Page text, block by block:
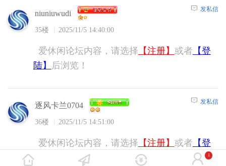
niuniuwudi
35楼 2025/11/5 14:40:00
发私信
爱休闲论坛内容，请选择 【注册】 或者 【登
陆】
后浏览！
逐风卡兰0704
36楼 2025/11/5 14:51:00
发私信
爱休闲论坛内容，请选择 【注册】 或者 【登
陆】
后浏览！ 1